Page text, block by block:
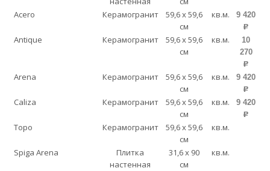
Acero Керамогранит
59,6 x 59,6
см
кв.м. 9 420
p
Antique Керамогранит
59,6 x 59,6
см
кв.м.
10
270
p
Arena Керамогранит
59,6 x 59,6
см
кв.м. 9 420
p
Caliza Керамогранит
59,6 x 59,6
см
кв.м. 9 420
p
Topo Керамогранит
59,6 x 59,6
см
кв.м.
Spiga Arena
Плитка
настенная
31,6 x 90
см
кв.м.